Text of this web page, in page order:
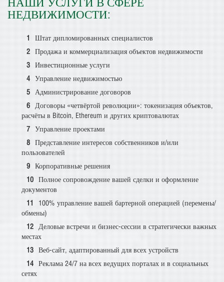
НЕДВИЖИМОСТИ:
Штат дипломированных специалистов
Продажа и коммерциализация объектов недвижимости
Инвестиционные услуги
Управление недвижимостью
Администрирование договоров
Договоры «четвёртой революции»: токенизация объектов,
расчёты в Bitcoin, Ethereum и других криптовалютах
Управление проектами
Представление интересов собственников и/или
пользователей
Корпоративные решения
Полное сопровождение вашей сделки и оформление
документов
100% управление вашей бартерной операцией (перемены/
обмены)
Деловые встречи и бизнес-сессии в стратегически важных
местах
Веб-сайт, адаптированный для всех устройств
Реклама 24/7 на всех ведущих порталах и в социальных
сетях